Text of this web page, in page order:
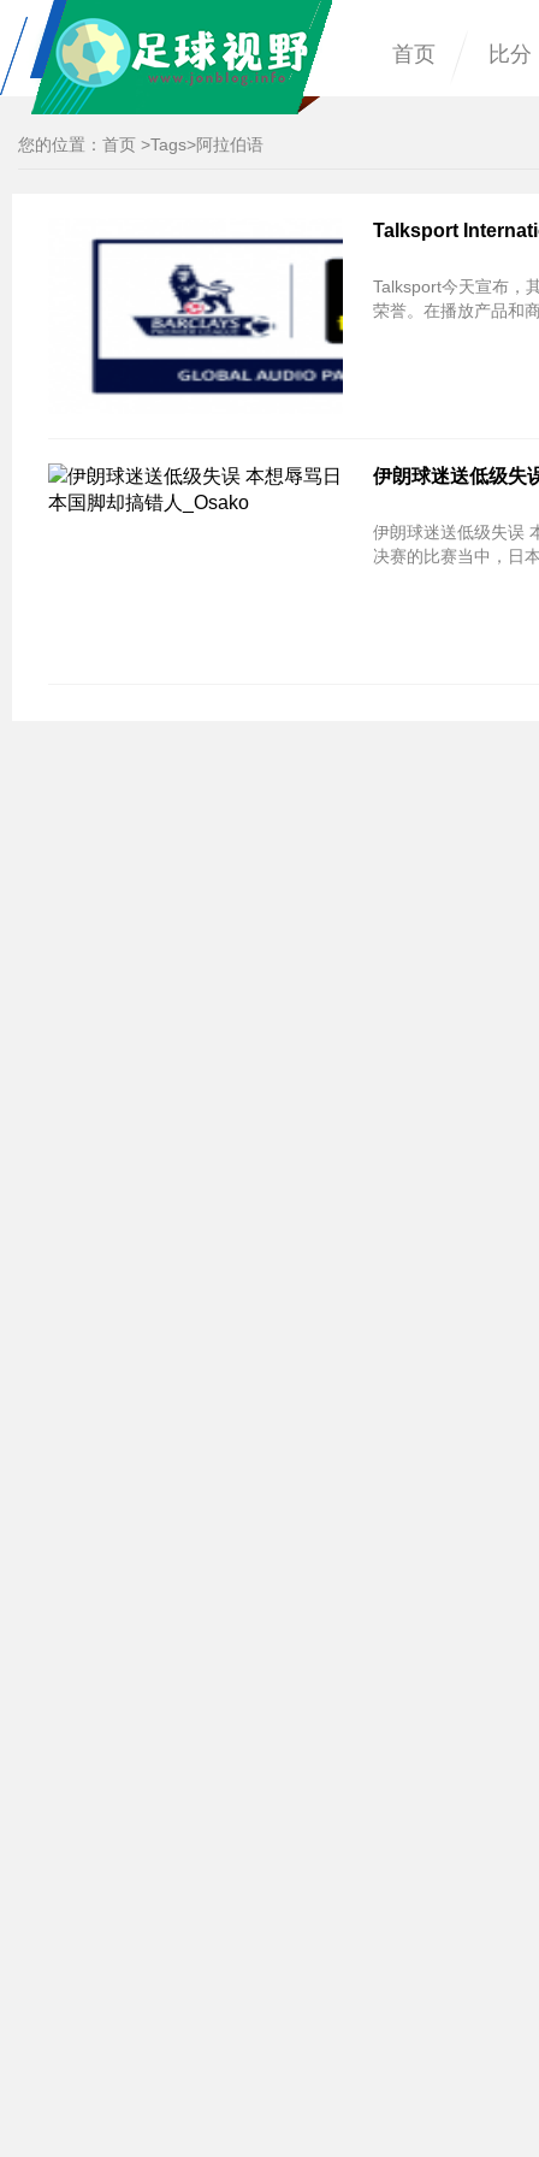
首页 比分
您的位置： 首页 >Tags>阿拉伯语
Talksport
Talksport今天宣布，
荣誉。在播放产品和
伊朗球迷送低级失
伊朗球迷送低级失误
决赛的比赛当中，日